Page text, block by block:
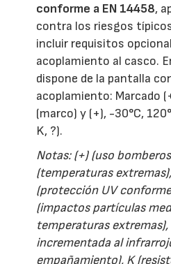
conforme a EN 14458,
contra los riesgos
incluir requisitos
acoplamiento al casco.
dispone de la pantalla
acoplamiento: Marcado
(marco) y (+), -30°C,
K, ?).
Notas: (+) (uso
(temperaturas
(protección UV
(impactos partículas
temperaturas extremas),
incrementada al
empañamiento), K